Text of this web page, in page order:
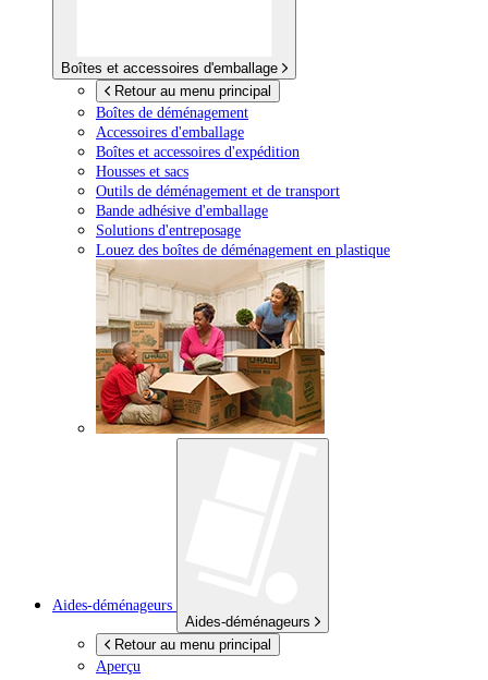
Boîtes et accessoires d'emballage
Retour au menu principal
Boîtes de déménagement
Accessoires d'emballage
Boîtes et accessoires d'expédition
Housses et sacs
Outils de déménagement et de transport
Bande adhésive d'emballage
Solutions d'entreposage
Louez des boîtes de déménagement en plastique
Aides-déménageurs
Aides-déménageurs
Retour au menu principal
Aperçu